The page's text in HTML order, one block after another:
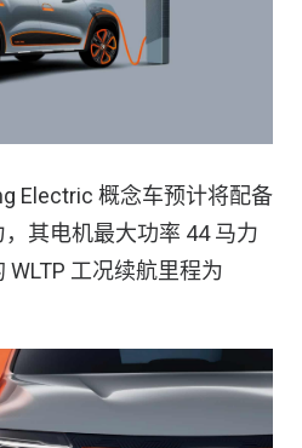
Electric 概念车预计将配备
其电机最大功率 44 马力
工况续航里程为